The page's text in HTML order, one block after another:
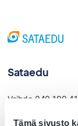
Tämä sivusto
Sataedu
Vaihde 040 199
Y-tunnus